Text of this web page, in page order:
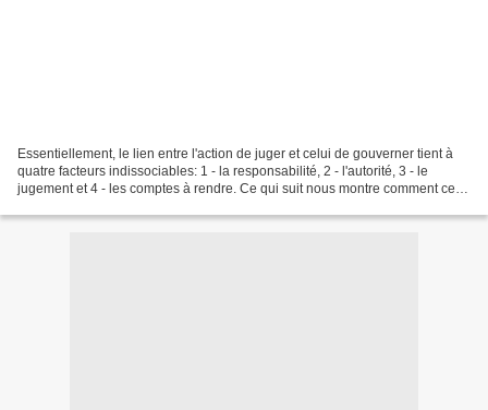
Essentiellement, le lien entre l'action de juger et celui de gouverner tient à
quatre facteurs indissociables: 1 - la responsabilité, 2 - l'autorité, 3 - le
jugement et 4 - les comptes à rendre. Ce qui suit nous montre comment ces